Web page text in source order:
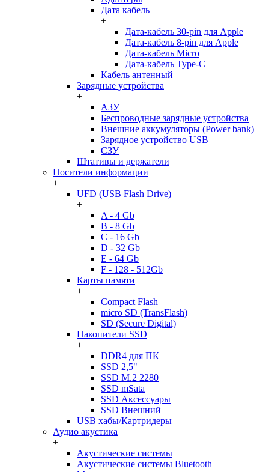
Дата кабель
+
Дата-кабель 30-pin для Apple
Дата-кабель 8-pin для Apple
Дата-кабель Micro
Дата-кабель Type-C
Кабель антенный
Зарядные устройства
+
АЗУ
Беспроводные зарядные устройства
Внешние аккумуляторы (Power bank)
Зарядное устройство USB
СЗУ
Штативы и держатели
Носители информации
+
UFD (USB Flash Drive)
+
A - 4 Gb
B - 8 Gb
C - 16 Gb
D - 32 Gb
E - 64 Gb
F - 128 - 512Gb
Карты памяти
+
Compact Flash
micro SD (TransFlash)
SD (Secure Digital)
Накопители SSD
+
DDR4 для ПК
SSD 2,5"
SSD M.2 2280
SSD mSata
SSD Аксессуары
SSD Внешний
USB хабы/Картридеры
Аудио акустика
+
Акустические системы
Акустические системы Bluetooth